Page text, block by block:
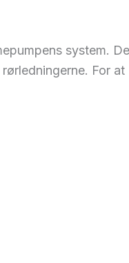
system.
For